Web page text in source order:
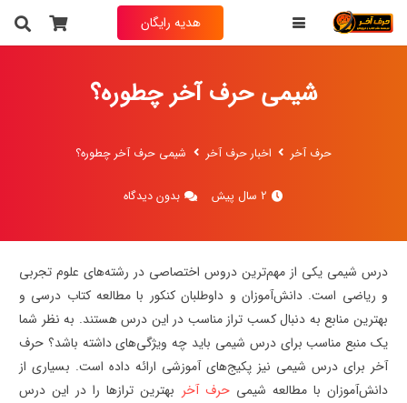
هدیه رایگان
شیمی حرف آخر چطوره؟
حرف آخر اخبار حرف آخر شیمی حرف آخر چطوره؟
2 سال پیش بدون دیدگاه
درس شیمی یکی از مهم‌ترین دروس اختصاصی در رشته‌های علوم تجربی
و ریاضی است. دانش‌آموزان و داوطلبان کنکور با مطالعه کتاب درسی و
بهترین منابع به دنبال کسب تراز مناسب در این درس هستند. به نظر شما
یک منبع مناسب برای درس شیمی باید چه ویژگی‌های داشته باشد؟ حرف
آخر برای درس شیمی نیز پکیج‌های آموزشی ارائه داده است. بسیاری از
دانش‌آموزان با مطالعه شیمیحرف آخر بهترین ترازها را در این درس